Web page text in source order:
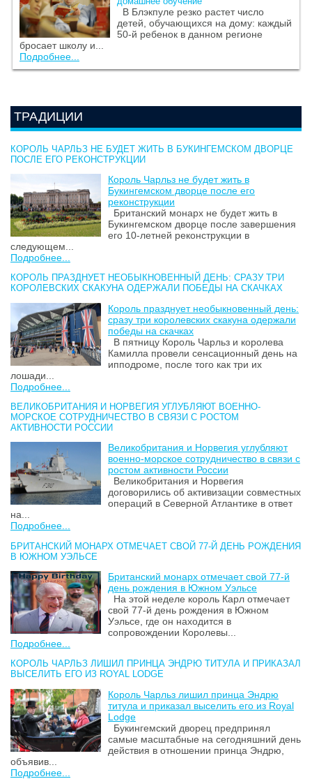
В Блэкпуле резко растет число
детей, обучающихся на дому: каждый
50-й ребенок в данном регионе
бросает школу и...
Подробнее...
ТРАДИЦИИ
КОРОЛЬ ЧАРЛЬЗ НЕ БУДЕТ ЖИТЬ В БУКИНГЕМСКОМ ДВОРЦЕ
ПОСЛЕ ЕГО РЕКОНСТРУКЦИИ
Король Чарльз не будет жить в
Букингемском дворце после его
реконструкции
Британский монарх не будет жить в
Букингемском дворце после завершения
его 10-летней реконструкции в
следующем...
Подробнее...
КОРОЛЬ ПРАЗДНУЕТ НЕОБЫКНОВЕННЫЙ ДЕНЬ: СРАЗУ ТРИ
КОРОЛЕВСКИХ СКАКУНА ОДЕРЖАЛИ ПОБЕДЫ НА СКАЧКАХ
Король празднует необыкновенный день:
сразу три королевских скакуна одержали
победы на скачках
В пятницу Король Чарльз и королева
Камилла провели сенсационный день на
ипподроме, после того как три их
лошади...
Подробнее...
ВЕЛИКОБРИТАНИЯ И НОРВЕГИЯ УГЛУБЛЯЮТ ВОЕННО-
МОРСКОЕ СОТРУДНИЧЕСТВО В СВЯЗИ С РОСТОМ
АКТИВНОСТИ РОССИИ
Великобритания и Норвегия углубляют
военно-морское сотрудничество в связи с
ростом активности России
Великобритания и Норвегия
договорились об активизации совместных
операций в Северной Атлантике в ответ
на...
Подробнее...
БРИТАНСКИЙ МОНАРХ ОТМЕЧАЕТ СВОЙ 77-Й ДЕНЬ РОЖДЕНИЯ
В ЮЖНОМ УЭЛЬСЕ
Британский монарх отмечает свой 77-й
день рождения в Южном Уэльсе
На этой неделе король Карл отмечает
свой 77-й день рождения в Южном
Уэльсе, где он находится в
сопровождении Королевы...
Подробнее...
КОРОЛЬ ЧАРЛЬЗ ЛИШИЛ ПРИНЦА ЭНДРЮ ТИТУЛА И ПРИКАЗАЛ
ВЫСЕЛИТЬ ЕГО ИЗ ROYAL LODGE
Король Чарльз лишил принца Эндрю
титула и приказал выселить его из Royal
Lodge
Букингемский дворец предпринял
самые масштабные на сегодняшний день
действия в отношении принца Эндрю,
объявив...
Подробнее...